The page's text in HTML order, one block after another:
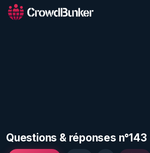
Questions & réponses n°143